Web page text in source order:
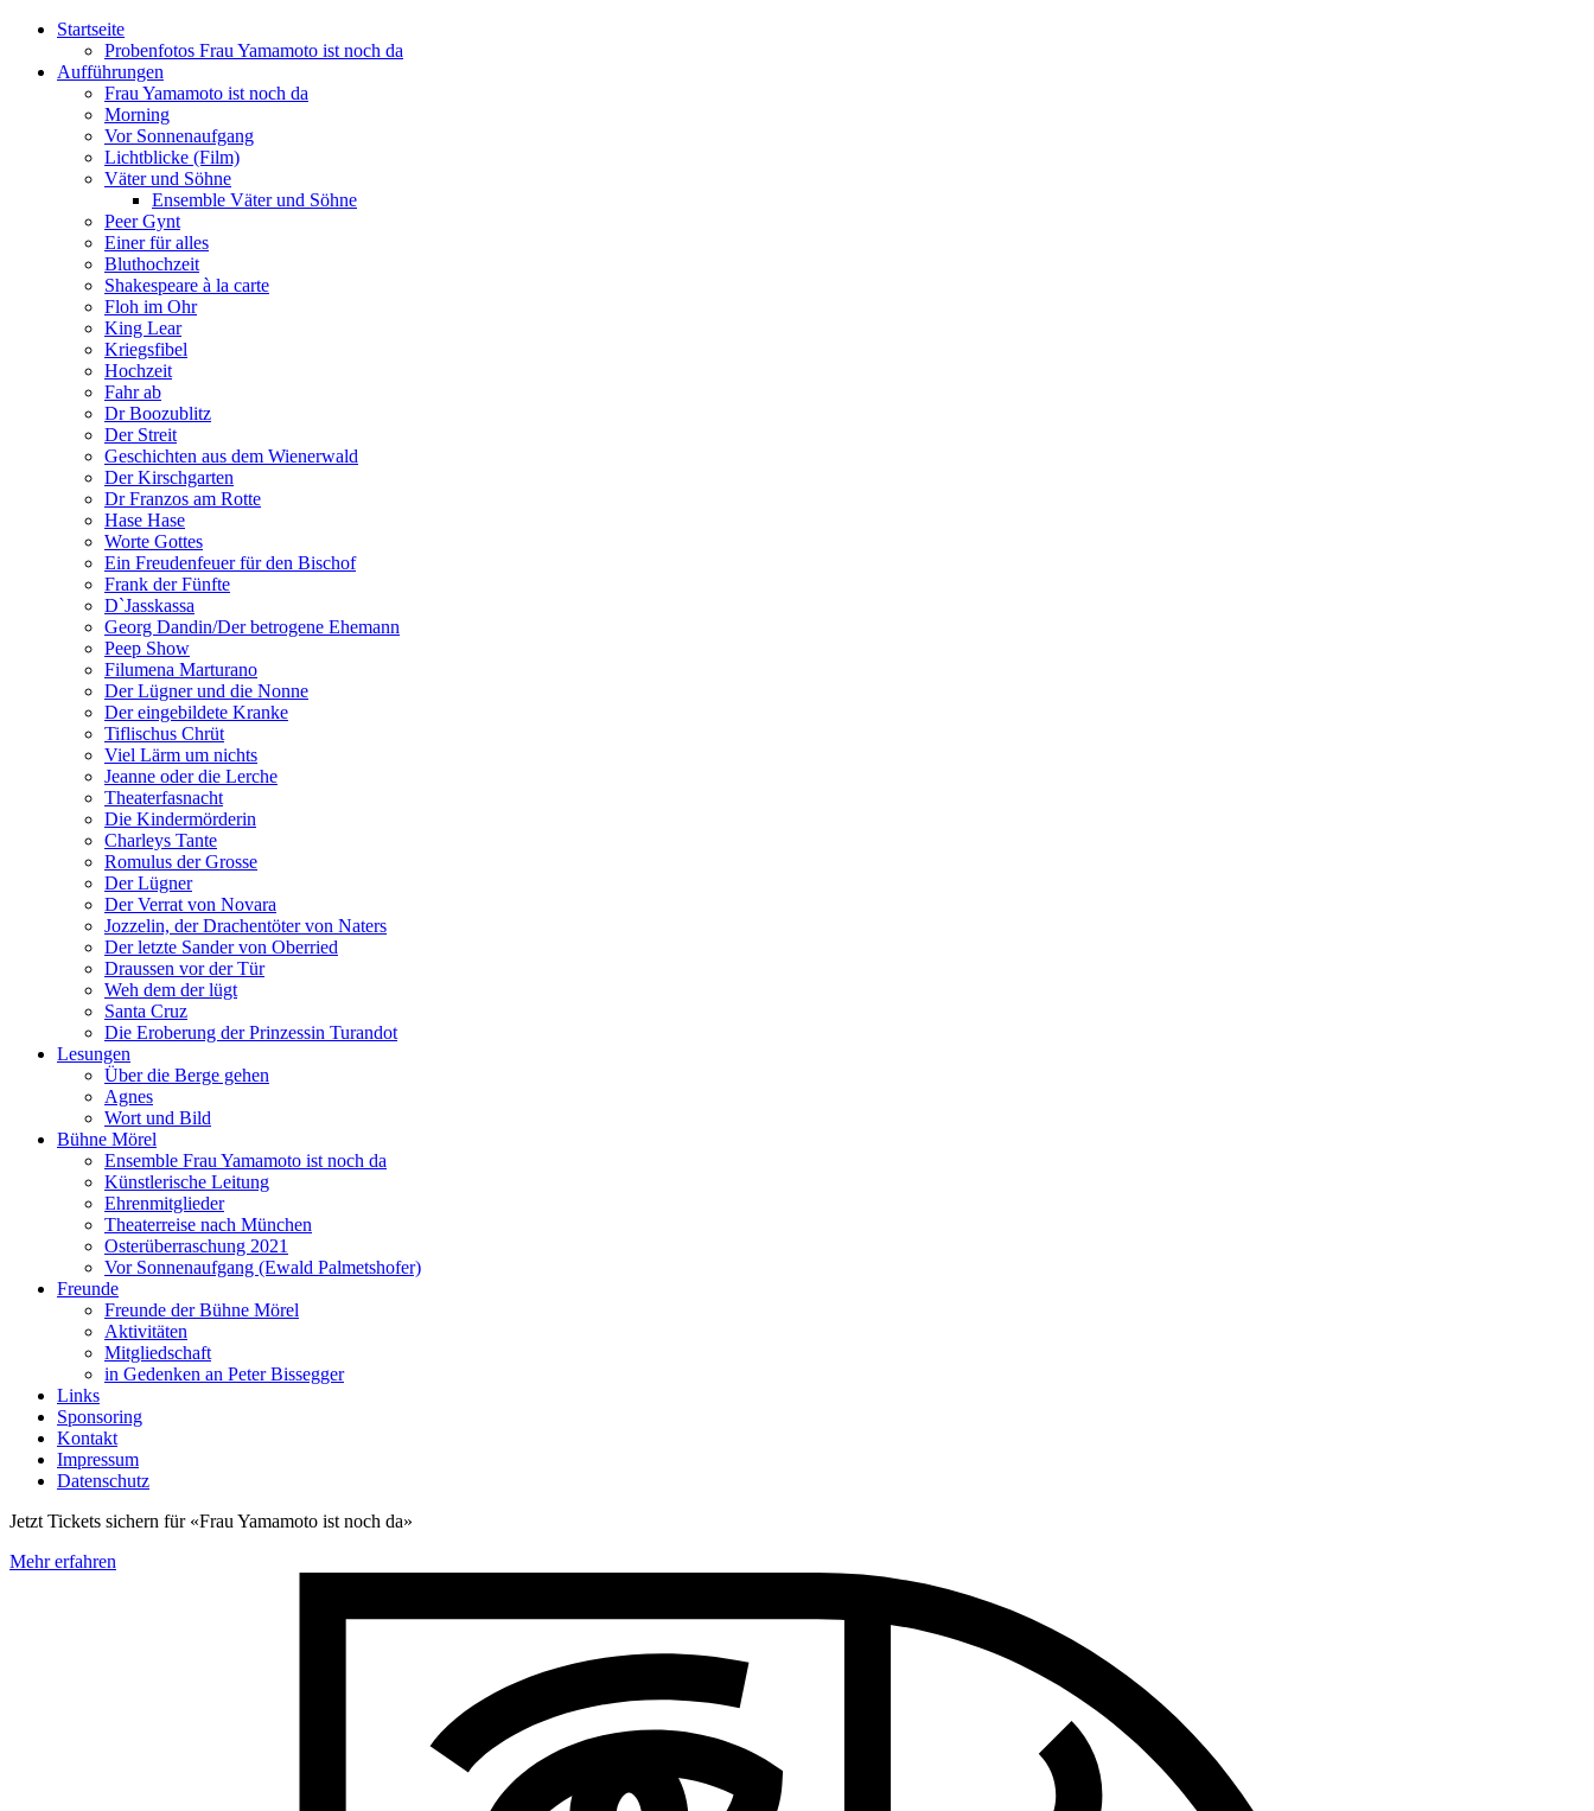
Startseite
Probenfotos Frau Yamamoto ist noch da
Aufführungen
Frau Yamamoto ist noch da
Morning
Vor Sonnenaufgang
Lichtblicke (Film)
Väter und Söhne
Ensemble Väter und Söhne
Peer Gynt
Einer für alles
Bluthochzeit
Shakespeare à la carte
Floh im Ohr
King Lear
Kriegsfibel
Hochzeit
Fahr ab
Dr Boozublitz
Der Streit
Geschichten aus dem Wienerwald
Der Kirschgarten
Dr Franzos am Rotte
Hase Hase
Worte Gottes
Ein Freudenfeuer für den Bischof
Frank der Fünfte
D`Jasskassa
Georg Dandin/Der betrogene Ehemann
Peep Show
Filumena Marturano
Der Lügner und die Nonne
Der eingebildete Kranke
Tiflischus Chrüt
Viel Lärm um nichts
Jeanne oder die Lerche
Theaterfasnacht
Die Kindermörderin
Charleys Tante
Romulus der Grosse
Der Lügner
Der Verrat von Novara
Jozzelin, der Drachentöter von Naters
Der letzte Sander von Oberried
Draussen vor der Tür
Weh dem der lügt
Santa Cruz
Die Eroberung der Prinzessin Turandot
Lesungen
Über die Berge gehen
Agnes
Wort und Bild
Bühne Mörel
Ensemble Frau Yamamoto ist noch da
Künstlerische Leitung
Ehrenmitglieder
Theaterreise nach München
Osterüberraschung 2021
Vor Sonnenaufgang (Ewald Palmetshofer)
Freunde
Freunde der Bühne Mörel
Aktivitäten
Mitgliedschaft
in Gedenken an Peter Bissegger
Links
Sponsoring
Kontakt
Impressum
Datenschutz
Jetzt Tickets sichern für «Frau Yamamoto ist noch da»
Mehr erfahren